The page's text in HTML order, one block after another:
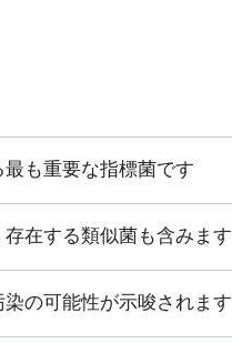
も重要な指標菌です
在する類似菌も含みます
の可能性が示唆されます